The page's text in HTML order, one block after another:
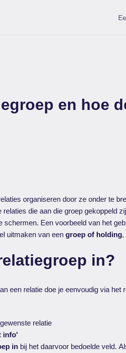
en hoe
organiseren door ze onder te
die aan die groep gekoppeld
schermen. Een voorbeeld van het
uitmaken van eengroep of holding,
in?
een relatie doe je eenvoudig via het
relatie
info'
in bij het daarvoor bedoelde veld.